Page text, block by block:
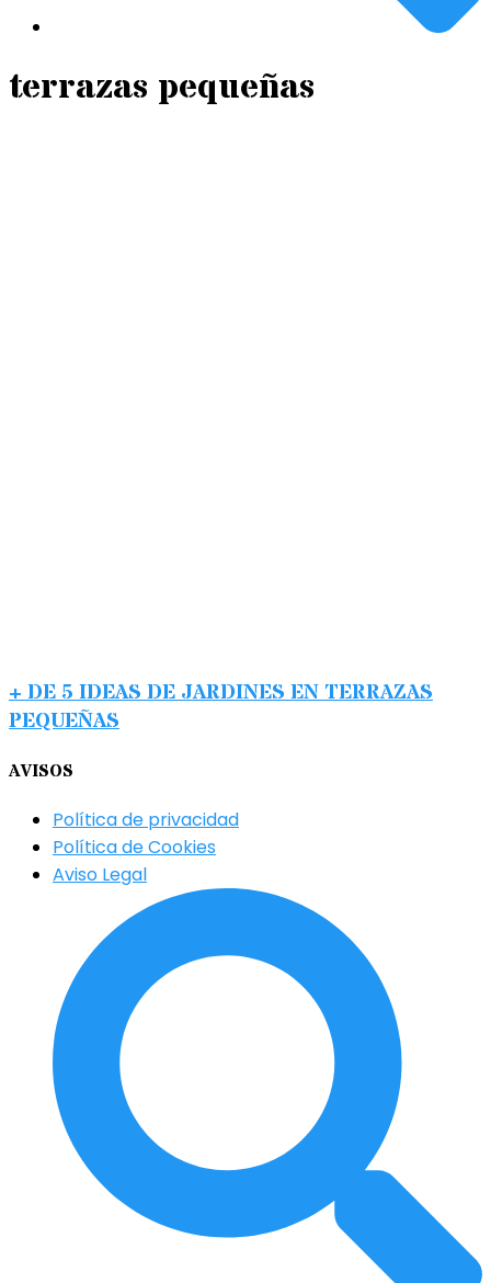
terrazas pequeñas
+ DE 5 IDEAS DE JARDINES EN TERRAZAS
PEQUEÑAS
AVISOS
Política de privacidad
Política de Cookies
Aviso Legal